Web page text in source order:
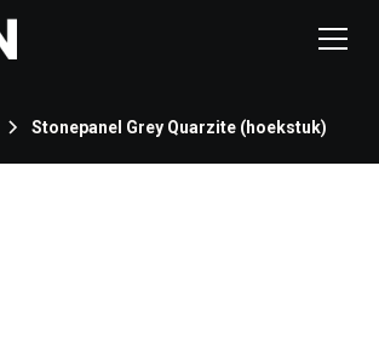
Stonepanel Grey Quarzite (hoekstuk)